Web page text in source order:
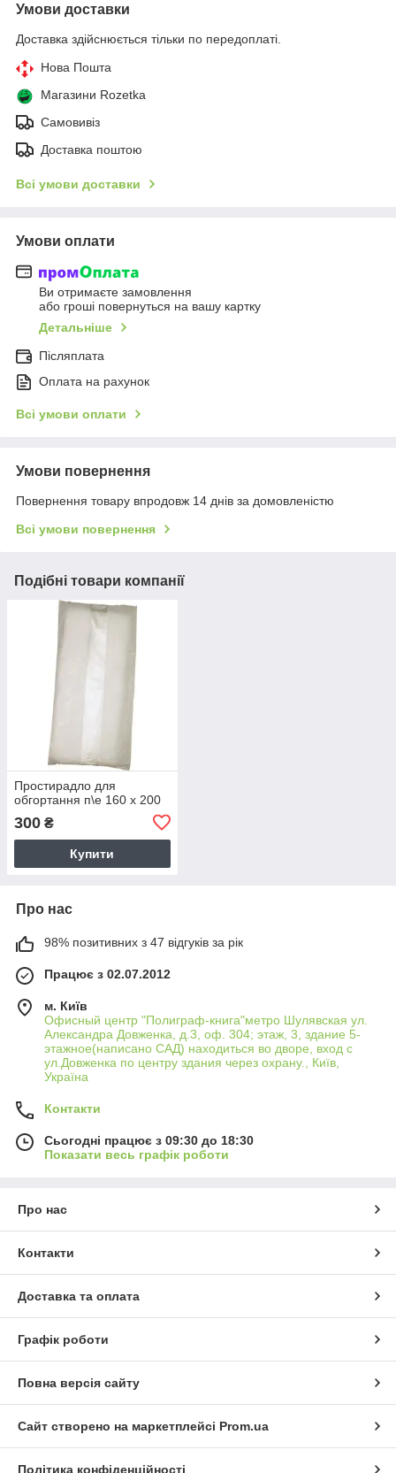
Умови доставки
Доставка здійснюється тільки по передоплаті.
Нова Пошта
Магазини Rozetka
Самовивіз
Доставка поштою
Всі умови доставки
Умови оплати
Ви отримаєте замовлення
або гроші повернуться на вашу картку
Детальніше
Післяплата
Оплата на рахунок
Всі умови оплати
Умови повернення
Повернення товару впродовж 14 днів за домовленістю
Всі умови повернення
Подібні товари компанії
Простирадло для
обгортання п\е 160 х 200
300 ₴
Купити
Про нас
98% позитивних з 47 відгуків за рік
Працює з 02.07.2012
м. Київ
Офисный центр "Полиграф-книга"метро Шулявская ул.
Александра Довженка, д.3, оф. 304; этаж, 3, здание 5-
этажное(написано САД) находиться во дворе, вход с
ул.Довженка по центру здания через охрану., Київ,
Україна
Контакти
Сьогодні працює з 09:30 до 18:30
Показати весь графік роботи
Про нас
Контакти
Доставка та оплата
Графік роботи
Повна версія сайту
Сайт створено на маркетплейсі Prom.ua
Політика конфіденційності